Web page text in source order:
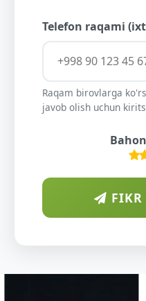
Telefon raqami
Raqam birovlarga
javob olish uchun
FIKR